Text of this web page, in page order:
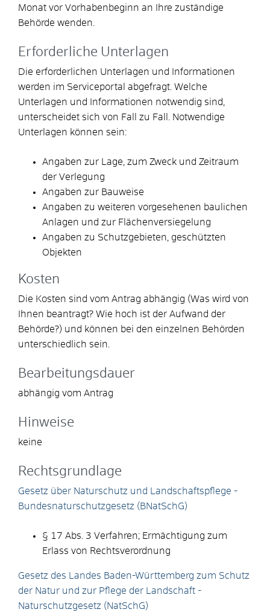
Monat vor Vorhabenbeginn an Ihre zuständige
Behörde wenden.
Erforderliche Unterlagen
Die erforderlichen Unterlagen und Informationen
werden im Serviceportal abgefragt. Welche
Unterlagen und Informationen notwendig sind,
unterscheidet sich von Fall zu Fall. Notwendige
Unterlagen können sein:
Angaben zur Lage, zum Zweck und Zeitraum
der Verlegung
Angaben zur Bauweise
Angaben zu weiteren vorgesehenen baulichen
Anlagen und zur Flächenversiegelung
Angaben zu Schutzgebieten, geschützten
Objekten
Kosten
Die Kosten sind vom Antrag abhängig (Was wird von
Ihnen beantragt? Wie hoch ist der Aufwand der
Behörde?) und können bei den einzelnen Behörden
unterschiedlich sein.
Bearbeitungsdauer
abhängig vom Antrag
Hinweise
keine
Rechtsgrundlage
Gesetz über Naturschutz und Landschaftspflege -
Bundesnaturschutzgesetz (BNatSchG)
§ 17 Abs. 3 Verfahren; Ermächtigung zum
Erlass von Rechtsverordnung
Gesetz des Landes Baden-Württemberg zum Schutz
der Natur und zur Pflege der Landschaft -
Naturschutzgesetz (NatSchG)